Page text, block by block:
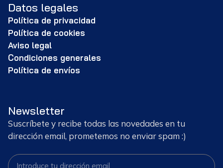
Datos legales
Política de privacidad
Política de cookies
Aviso legal
Condiciones generales
Política de envíos
Newsletter
Suscríbete y recibe todas las novedades en tu
dirección email, prometemos no enviar spam :)